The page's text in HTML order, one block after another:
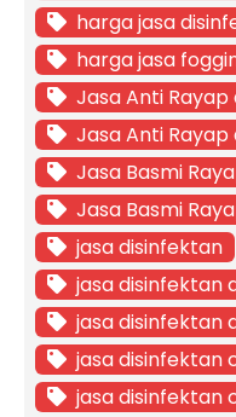
harga jasa
harga jasa
Jasa Anti Rayap
Jasa Anti Rayap
Jasa Basmi
Jasa Basmi
jasa disinfektan
jasa disinfektan
jasa disinfektan
jasa disinfektan
jasa disinfektan